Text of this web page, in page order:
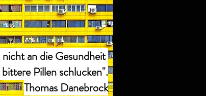
an die Gesundheit
Pillen schlucken".
Thomas Danebrock